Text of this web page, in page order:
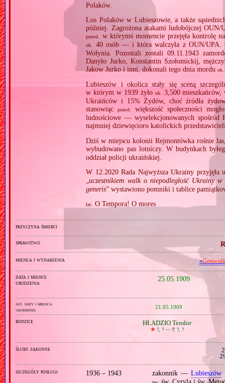
Polaków.
Los Polaków w Lubieszowie, a także
później. Zagrożona atakami ludobójczej OUN/
prawd. w którymś momencie przejęła kontrolę
ok.
40 osób — i która walczyła z OUN/UPA.
Wołynia. Pozostali zostali 09.11.1943
Danyło Jurko, Konstantin Szołomickij,
Jakow Jurko i inni, dokonali tego dnia morduok.
Lubieszów i okolica stały się sceną
w którym w 1939 żyło ok. 3,500
Ukraińców i 15% Żydów, choć źródła
stanowiącprawd.
większość społeczności
ludnościowe — wyselekcjonowanych spośród
najmniej dziewięcioro katolickich
Dziś w miejscu kolonii Rejmontówka rośnie
wybudowano pas lotniczy. W budynkach
oddział policji ukraińskiej.
W 12.2020 Rada Najwyższa Ukrainy przyjęła
„uczestnikiem walk o niepodległość Ukrainy
generis” wystawiono pomniki i tablice
łac. O Tempora! O mores
przyczyna śmierci
sprawstwo
miejsca i wydarzenia «
data i miejsce
urodzenia
25.05.1909
alt. daty i miejsca
urodzenia
21.05.1909
rodzice HŁADZIO Teodor
🞲?, ? — 🕆?, ?
śluby zakonne
szczegóły posługi 1936 – 1943 zakonnik — Lubieszów